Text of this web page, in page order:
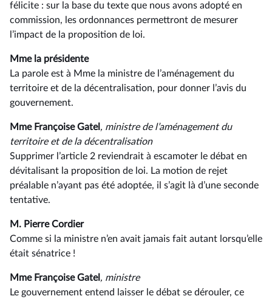
félicite : sur la base du texte que nous avons adopté en
commission, les ordonnances permettront de mesurer
l’impact de la proposition de loi.
Mme la présidente
La parole est à Mme la ministre de l’aménagement du
territoire et de la décentralisation, pour donner l’avis du
gouvernement.
Mme Françoise Gatel , ministre de l’aménagement du
territoire et de la décentralisation
Supprimer l’article 2 reviendrait à escamoter le débat en
dévitalisant la proposition de loi. La motion de rejet
préalable n’ayant pas été adoptée, il s’agit là d’une seconde
tentative.
M. Pierre Cordier
Comme si la ministre n’en avait jamais fait autant lorsqu’elle
était sénatrice !
Mme Françoise Gatel , ministre
Le gouvernement entend laisser le débat se dérouler, ce